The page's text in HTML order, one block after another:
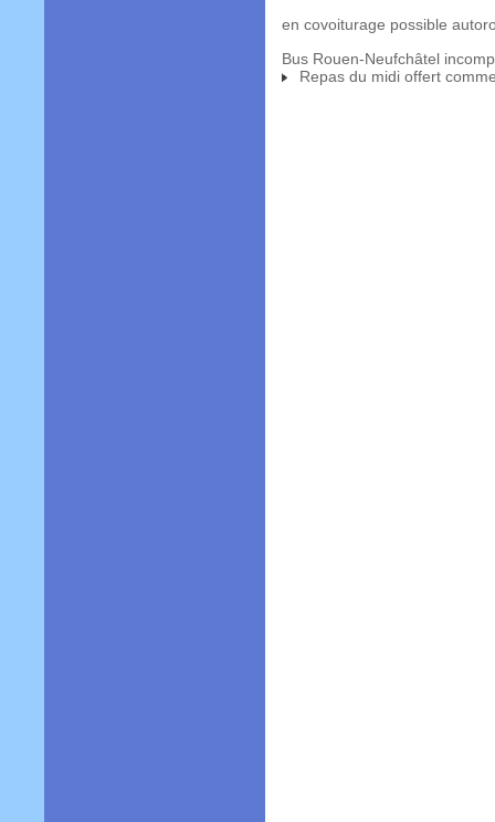
en covoiturage possible
Bus Rouen-Neufchâtel
Repas du midi offert